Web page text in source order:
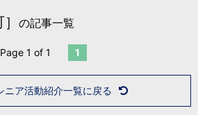
の記事一覧
Page 1 of 1 1
ニア活動紹介一覧に戻る